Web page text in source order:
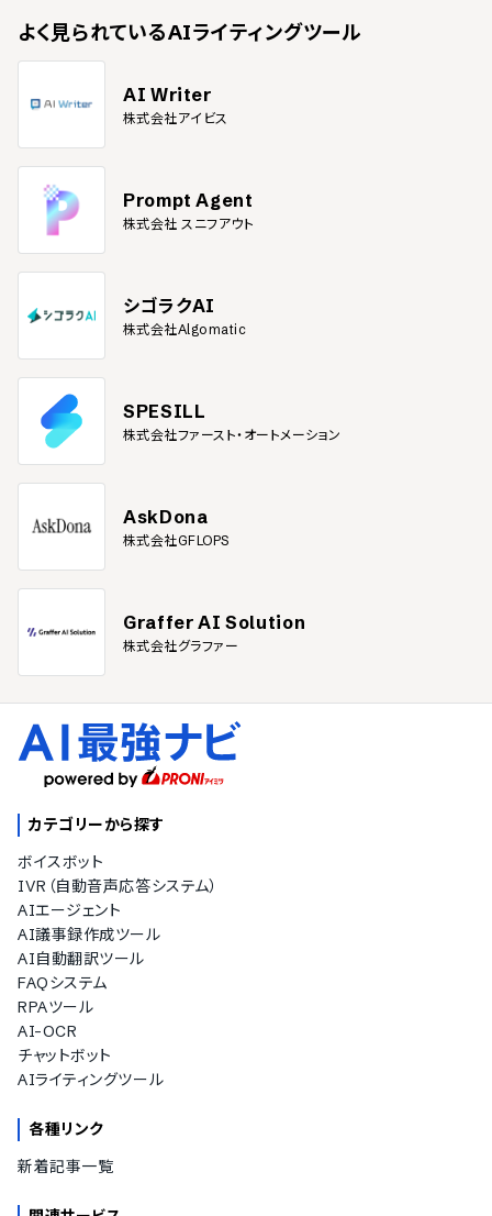
よく見られているAIライティングツール
AI Writer
株式会社アイビス
Prompt Agent
株式会社 スニフアウト
シゴラクAI
株式会社Algomatic
SPESILL
株式会社ファースト・オートメーション
AskDona
株式会社GFLOPS
Graffer AI Solution
株式会社グラファー
カテゴリーから探す
ボイスボット
IVR（自動音声応答システム）
AIエージェント
AI議事録作成ツール
AI自動翻訳ツール
FAQシステム
RPAツール
AI-OCR
チャットボット
AIライティングツール
各種リンク
新着記事一覧